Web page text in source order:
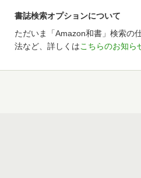
書誌検索オプションについて
ただいま「Amazon和書」検索の
法など、詳しくはこちらのお知ら